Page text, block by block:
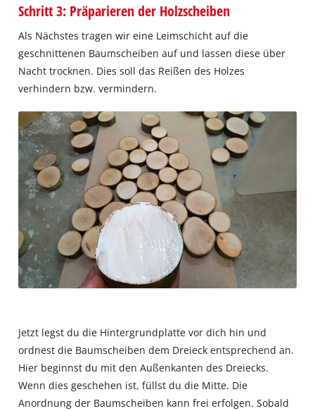
Schritt 3: Präparieren der Holzscheiben
Als Nächstes tragen wir eine Leimschicht auf die
geschnittenen Baumscheiben auf und lassen diese über
Nacht trocknen. Dies soll das Reißen des Holzes
verhindern bzw. vermindern.
Jetzt legst du die Hintergrundplatte vor dich hin und
ordnest die Baumscheiben dem Dreieck entsprechend an.
Hier beginnst du mit den Außenkanten des Dreiecks.
Wenn dies geschehen ist, füllst du die Mitte. Die
Anordnung der Baumscheiben kann frei erfolgen. Sobald